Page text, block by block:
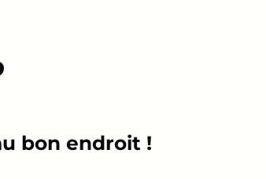
bon endroit !